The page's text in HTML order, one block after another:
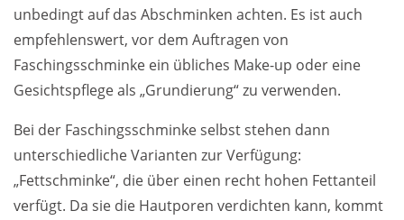
unbedingt auf das Abschminken achten. Es ist auch
empfehlenswert, vor dem Auftragen von
Faschingsschminke ein übliches Make-up oder eine
Gesichtspflege als „Grundierung“ zu verwenden.
Bei der Faschingsschminke selbst stehen dann
unterschiedliche Varianten zur Verfügung:
„Fettschminke“, die über einen recht hohen Fettanteil
verfügt. Da sie die Hautporen verdichten kann, kommt